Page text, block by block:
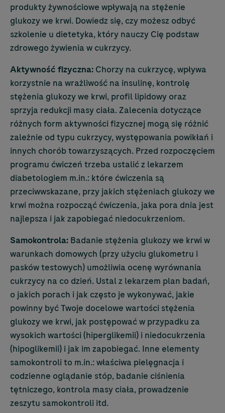
produkty żywnościowe wpływają na stężenie
glukozy we krwi. Dowiedz się, czy możesz odbyć
szkolenie u dietetyka, który nauczy Cię podstaw
zdrowego żywienia w cukrzycy.
Aktywność fizyczna: Chorzy na cukrzycę, wpływa
korzystnie na wrażliwość na insulinę, kontrolę
stężenia glukozy we krwi, profil lipidowy oraz
sprzyja redukcji masy ciała. Zalecenia dotyczące
różnych form aktywności fizycznej mogą się różnić
zależnie od typu cukrzycy, występowania powikłań i
innych chorób towarzyszących. Przed rozpoczęciem
programu ćwiczeń trzeba ustalić z lekarzem
diabetologiem m.in.: które ćwiczenia są
przeciwwskazane, przy jakich stężeniach glukozy we
krwi można rozpocząć ćwiczenia, jaka pora dnia jest
najlepsza i jak zapobiegać niedocukrzeniom.
Samokontrola: Badanie stężenia glukozy we krwi w
warunkach domowych (przy użyciu glukometru i
pasków testowych) umożliwia ocenę wyrównania
cukrzycy na co dzień. Ustal z lekarzem plan badań,
o jakich porach i jak często je wykonywać, jakie
powinny być Twoje docelowe wartości stężenia
glukozy we krwi, jak postępować w przypadku za
wysokich wartości (hiperglikemii) i niedocukrzenia
(hipoglikemii) i jak im zapobiegać. Inne elementy
samokontroli to m.in.: właściwa pielęgnacja i
codzienne oglądanie stóp, badanie ciśnienia
tętniczego, kontrola masy ciała, prowadzenie
zeszytu samokontroli itd.